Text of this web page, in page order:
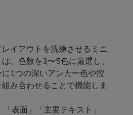
イアウトを洗練させるミニ
、色数を3〜5色に厳選し、
1つの深いアンカー色や控
み合わせることで機能しま
表面」「主要テキスト」